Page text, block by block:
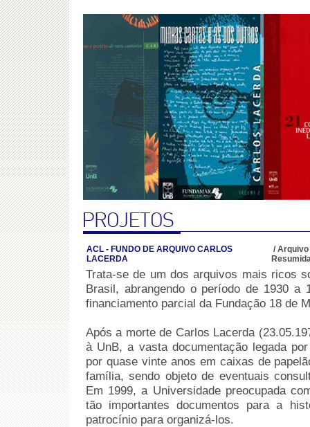
ACL - FUNDO DE ARQUIVO CARLOS
LACERDA
/ Arquivo
Trata-se de um dos arquivos mais ricos
Brasil, abrangendo o período de 1930 a
financiamento parcial da Fundação 18 de
Após a morte de Carlos Lacerda
à UnB, a vasta documentação legada
por quase vinte anos em caixas de
família, sendo objeto de eventuais
Em 1999, a Universidade preocupada
tão importantes documentos para a
patrocínio para organizá-los.